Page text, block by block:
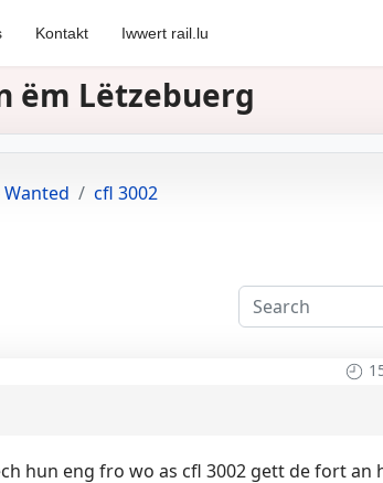
Kontakt Iwwert rail.lu
ëm Lëtzebuerg
Wanted cfl 3002
hun eng fro wo as cfl 3002 gett de fort an